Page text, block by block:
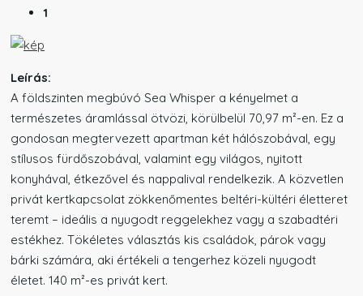
1
Leírás:
A földszinten megbúvó Sea Whisper a kényelmet a
természetes áramlással ötvözi, körülbelül 70,97 m²-en. Ez a
gondosan megtervezett apartman két hálószobával, egy
stílusos fürdőszobával, valamint egy világos, nyitott
konyhával, étkezővel és nappalival rendelkezik. A közvetlen
privát kertkapcsolat zökkenőmentes beltéri-kültéri életteret
teremt – ideális a nyugodt reggelekhez vagy a szabadtéri
estékhez. Tökéletes választás kis családok, párok vagy
bárki számára, aki értékeli a tengerhez közeli nyugodt
életet. 140 m²-es privát kert.